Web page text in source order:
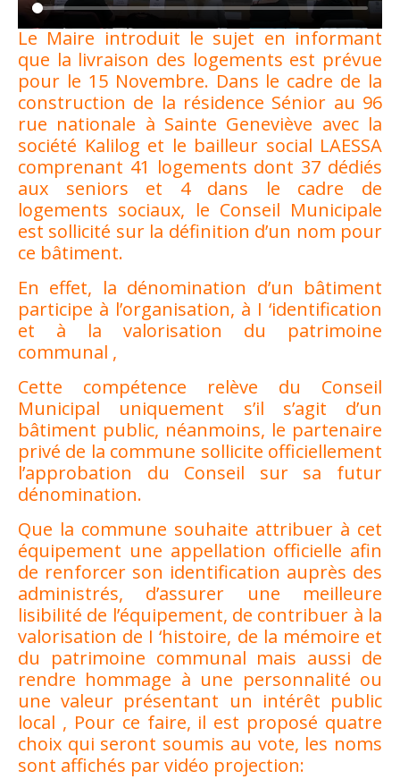
Le Maire introduit le sujet en informant
que la livraison des logements est prévue
pour le 15 Novembre. Dans le cadre de la
construction de la résidence Sénior au 96
rue nationale à Sainte Geneviève avec la
société Kalilog et le bailleur social LAESSA
comprenant 41 logements dont 37 dédiés
aux seniors et 4 dans le cadre de
logements sociaux, le Conseil Municipale
est sollicité sur la définition d’un nom pour
ce bâtiment.
En effet, la dénomination d’un bâtiment
participe à l’organisation, à I ‘identification
et à la valorisation du patrimoine
communal ,
Cette compétence relève du Conseil
Municipal uniquement s’il s’agit d’un
bâtiment public, néanmoins, le partenaire
privé de la commune sollicite officiellement
l’approbation du Conseil sur sa futur
dénomination.
Que la commune souhaite attribuer à cet
équipement une appellation officielle afin
de renforcer son identification auprès des
administrés, d’assurer une meilleure
lisibilité de l’équipement, de contribuer à la
valorisation de I ‘histoire, de la mémoire et
du patrimoine communal mais aussi de
rendre hommage à une personnalité ou
une valeur présentant un intérêt public
local , Pour ce faire, il est proposé quatre
choix qui seront soumis au vote, les noms
sont affichés par vidéo projection: